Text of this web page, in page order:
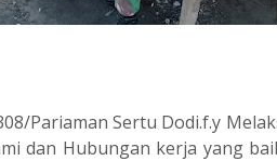
Pariaman Sertu Dodi.f.y
dan Hubungan kerja yang